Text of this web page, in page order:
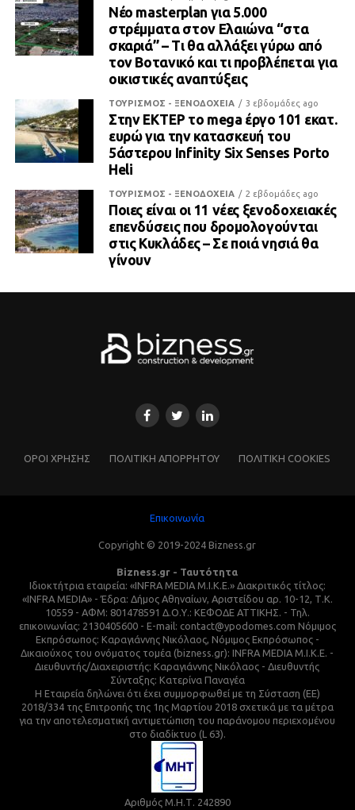
Νέο masterplan για 5.000
στρέμματα στον Ελαιώνα “στα
σκαριά” – Τι θα αλλάξει γύρω από
τον Βοτανικό και τι προβλέπεται για
οικιστικές αναπτύξεις
ΤΟΥΡΙΣΜΟΣ - ΞΕΝΟΔΟΧΕΙΑ 3 εβδομάδες ago
Στην ΕΚΤΕΡ το mega έργο 101 εκατ.
ευρώ για την κατασκευή του
5άστερου Infinity Six Senses Porto
Heli
ΤΟΥΡΙΣΜΟΣ - ΞΕΝΟΔΟΧΕΙΑ 2 εβδομάδες ago
Ποιες είναι οι 11 νέες ξενοδοχειακές
επενδύσεις που δρομολογούνται
στις Κυκλάδες – Σε ποιά νησιά θα
γίνουν
ΌΡΟΙ ΧΡΗΣΗΣ ΠΟΛΙΤΙΚΗ ΑΠΟΡΡΗΤΟΥ ΠΟΛΙΤΙΚΗ COOKIES
Επικοινωνία
Copyright © 2019-2024 Bizness.gr
Bizness.gr - Ταυτότητα
Ιδιοκτήτρια εταιρεία: «INFRA MEDIA M.I.K.E.» Διακριτικός τίτλος:
«INFRA MEDIA» - Έδρα: Δήμος Αθηναίων, Αριστείδου αρ. 10-12, Τ.Κ.
10559 - ΑΦΜ: 801478591 Δ.Ο.Υ.: ΚΕΦΟΔΕ ΑΤΤΙΚΗΣ. - Τηλ.
επικοινωνίας: 2130405600 - E-mail: contact@ypodomes.com Νόμιμος
Εκπρόσωπος: Καραγιάννης Νικόλαος, Νόμιμος Εκπρόσωπος -
Δικαιούχος του ονόματος τομέα (bizness.gr): INFRA MEDIA M.I.K.E. -
Διευθυντής/Διαχειριστής: Καραγιάννης Νικόλαος - Διευθυντής
Σύνταξης: Κατερίνα Παναγέα
Η Εταιρεία δηλώνει ότι έχει συμμορφωθεί με τη Σύσταση (ΕΕ)
2018/334 της Επιτροπής της 1ης Μαρτίου 2018 σχετικά με τα μέτρα
για την αποτελεσματική αντιμετώπιση του παράνομου περιεχομένου
στο διαδίκτυο (L 63).
Αριθμός Μ.Η.Τ. 242890